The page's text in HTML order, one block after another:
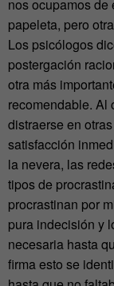
nos ocupamos
papeleta, pero
Los psicólogos
postergación
otra más
recomendable. Al
distraerse en
satisfacción
la nevera, las
tipos de
procrastinan por
pura indecisión y
necesaria hasta
firma esto se